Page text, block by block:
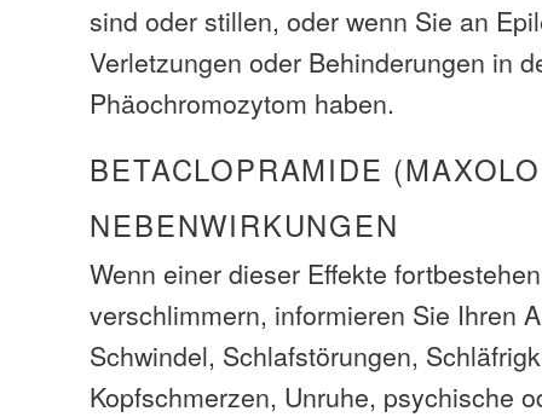
sind oder stillen, oder wenn Sie an
Verletzungen oder Behinderungen in
Phäochromozytom haben.
BETACLOPRAMIDE
NEBENWIRKUNGEN
Wenn einer dieser Effekte
verschlimmern, informieren Sie Ihren
Schwindel, Schlafstörungen,
Kopfschmerzen, Unruhe, psychische